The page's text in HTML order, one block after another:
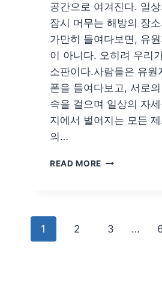
공간으로 여겨진다. 일
잠시 머무는 해방의 장
가만히 들여다보면, 유
이 아니다. 오히려 우리
소판이다.사람들은 유원
폰을 들여다보고, 서로
속을 걸으며 일상의 자
지에서 벌어지는 모든
의…
READ MORE 오
지
Page
1 2 3 …